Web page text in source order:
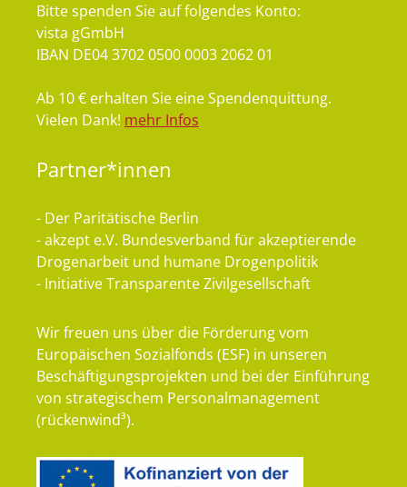
Bitte spenden Sie auf folgendes Konto:
vista gGmbH
IBAN DE04 3702 0500 0003 2062 01
Ab 10 € erhalten Sie eine Spendenquittung.
Vielen Dank! mehr Infos
Partner*innen
- Der Paritätische Berlin
- akzept e.V. Bundesverband für akzeptierende
Drogenarbeit und humane Drogenpolitik
- Initiative Transparente Zivilgesellschaft
Wir freuen uns über die Förderung vom
Europäischen Sozialfonds (ESF) in unseren
Beschäftigungsprojekten und bei der Einführung
von strategischem Personalmanagement
(rückenwind³).